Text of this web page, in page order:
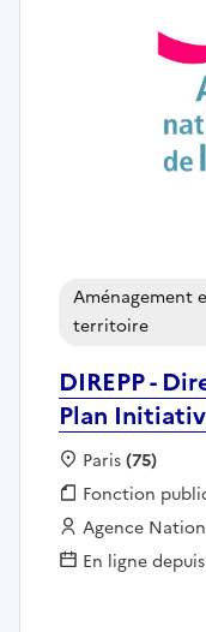
DIREPP -
Plan
Aménagement
territoire
Localisation :
Paris(75)
Fonction
Fonction
Employeur :
Agence
En ligne